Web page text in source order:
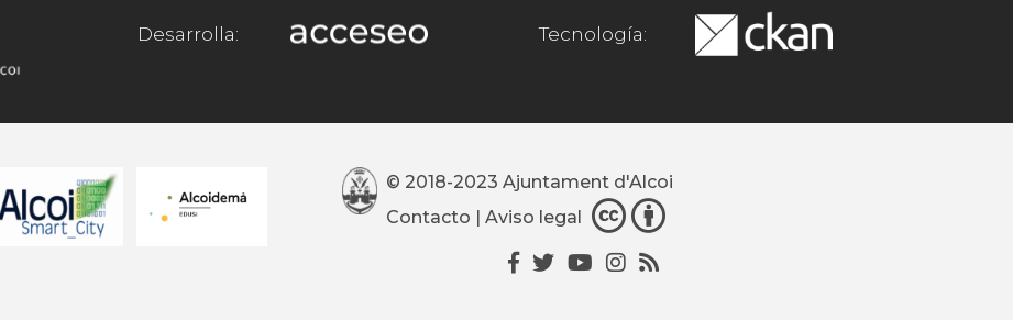
Desarrolla: Tecnología:
© 2018-2023 Ajuntament d'Alcoi
Contacto |Aviso legal